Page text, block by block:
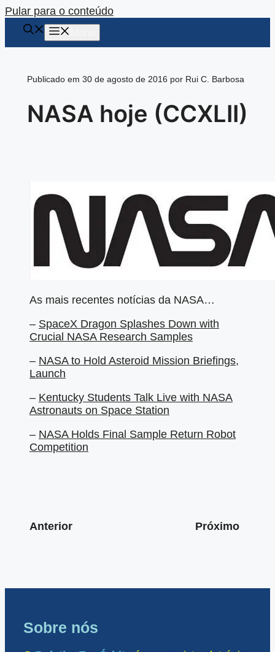
Pular para o conteúdo
Publicado em 30 de agosto de 2016 por Rui C. Barbosa
NASA hoje (CCXLII)
As mais recentes notícias da NASA…
– SpaceX Dragon Splashes Down with
Crucial NASA Research Samples
– NASA to Hold Asteroid Mission Briefings,
Launch
– Kentucky Students Talk Live with NASA
Astronauts on Space Station
– NASA Holds Final Sample Return Robot
Competition
Anterior Próximo
Sobre nós